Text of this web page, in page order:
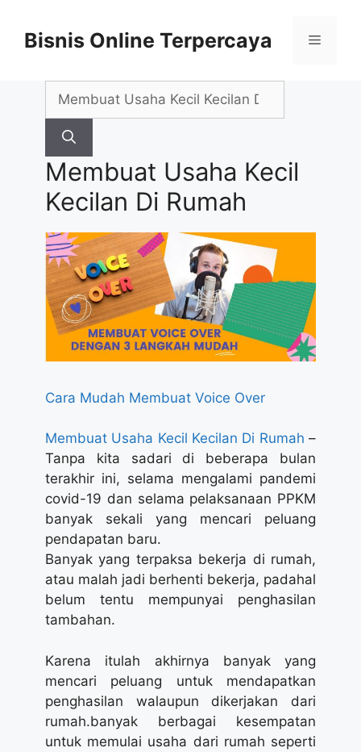
contentBisnis Online Terpercaya Menu
Search
Membuat Usaha Kecil
Kecilan Di Rumah
Cara Mudah Membuat Voice Over
Membuat Usaha Kecil Kecilan Di Rumah –
Tanpa kita sadari di beberapa bulan
terakhir ini, selama mengalami pandemi
covid-19 dan selama pelaksanaan PPKM
banyak sekali yang mencari peluang
pendapatan baru.
Banyak yang terpaksa bekerja di rumah,
atau malah jadi berhenti bekerja, padahal
belum tentu mempunyai penghasilan
tambahan.
Karena itulah akhirnya banyak yang
mencari peluang untuk mendapatkan
penghasilan walaupun dikerjakan dari
rumah.banyak berbagai kesempatan
untuk memulai usaha dari rumah seperti